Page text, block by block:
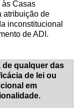
às Casas
atribuição de
inconstitucional
de ADI.
de qualquer das
de lei ou
em